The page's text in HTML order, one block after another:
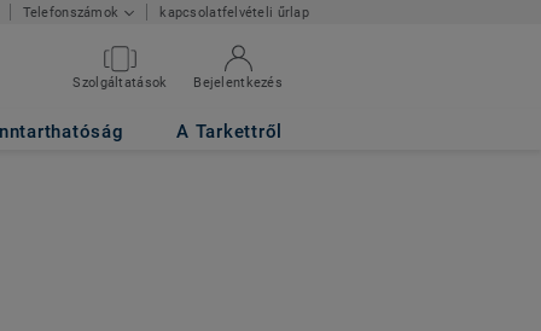
Telefonszámok kapcsolatfelvételi űrlap
Szolgáltatások Bejelentkezés
A Tarkettről